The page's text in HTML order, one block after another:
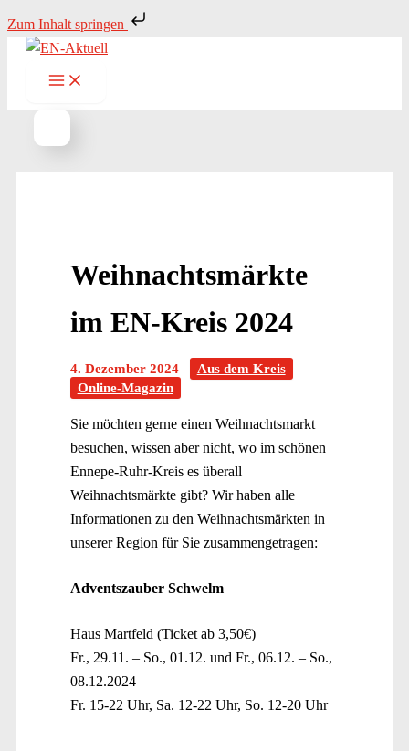
Zum Inhalt springen
Inhalt
springen
Weihnachtsmärkte
im EN-Kreis 2024
4. Dezember 2024
Aus dem Kreis
Online-Magazin
Sie möchten gerne einen Weihnachtsmarkt
besuchen, wissen aber nicht, wo im schönen
Ennepe-Ruhr-Kreis es überall
Weihnachtsmärkte gibt? Wir haben alle
Informationen zu den Weihnachtsmärkten in
unserer Region für Sie zusammengetragen:
Adventszauber Schwelm
Haus Martfeld (Ticket ab 3,50€)
Fr., 29.11. – So., 01.12. und Fr., 06.12. – So.,
08.12.2024
Fr. 15-22 Uhr, Sa. 12-22 Uhr, So. 12-20 Uhr